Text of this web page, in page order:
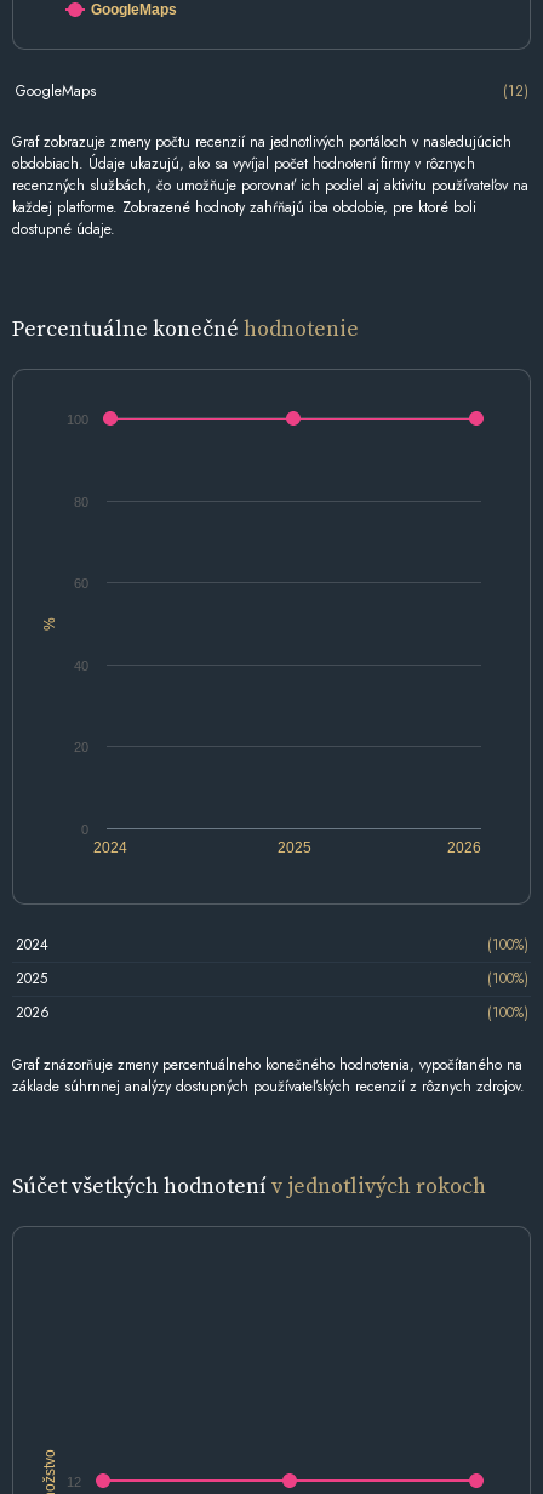
GoogleMaps
GoogleMaps (12)
Graf zobrazuje zmeny počtu recenzií na jednotlivých portáloch v nasledujúcich
obdobiach. Údaje ukazujú, ako sa vyvíjal počet hodnotení firmy v rôznych
recenzných službách, čo umožňuje porovnať ich podiel aj aktivitu používateľov na
každej platforme. Zobrazené hodnoty zahŕňajú iba obdobie, pre ktoré boli
dostupné údaje.
Percentuálne konečné hodnotenie
%
2024 2025 2026
0
20
40
60
80
100
2024
(100%)
2025
(100%)
2026
(100%)
Graf znázorňuje zmeny percentuálneho konečného hodnotenia, vypočítaného na
základe súhrnnej analýzy dostupných používateľských recenzií z rôznych zdrojov.
Súčet všetkých hodnotenív jednotlivých rokoch
Množstvo 12